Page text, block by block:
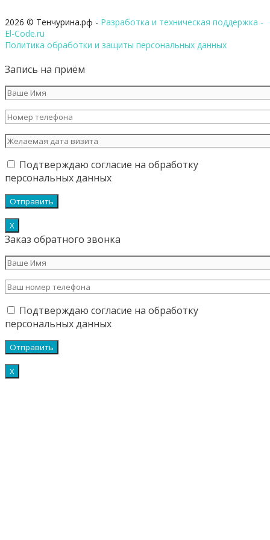
2026 © Тенчурина.рф - Разработка и техническая поддержка -
El-Code.ru
Политика обработки и защиты персональных данных
Запись на приём
Подтверждаю согласие на обработку
персональных данных
Х
Заказ обратного звонка
Подтверждаю согласие на обработку
персональных данных
Х